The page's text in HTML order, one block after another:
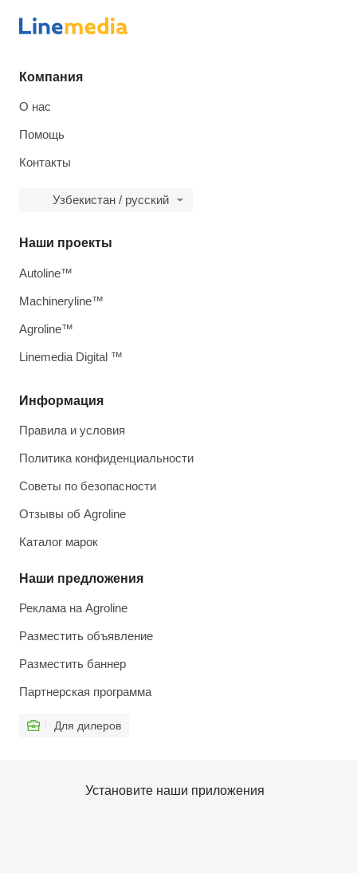
Компания
О нас
Помощь
Контакты
Узбекистан / русский
Информация
Правила и условия
Политика конфиденциальности
Советы по безопасности
Отзывы об Agroline
Каталог марок
Наши предложения
Реклама на Agroline
Разместить объявление
Разместить баннер
Партнерская программа
Для дилеров
Наши проекты
Autoline™
Machineryline™
Agroline™
Linemedia Digital ™
Установите наши приложения